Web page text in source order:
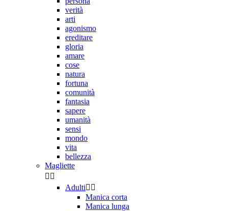
verità
arti
agonismo
ereditare
gloria
amare
cose
natura
fortuna
comunità
fantasia
sapere
umanità
sensi
mondo
vita
bellezza
Magliette
 
Adulti 
Manica corta
Manica lunga